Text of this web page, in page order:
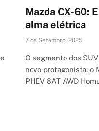
Mazda CX-60:
alma elétrica
7 de Setembro, 2025
O segmento dos
novo protagonista: o
PHEV 8AT AWD